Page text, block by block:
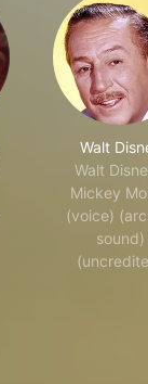
Walt
Walt
Mickey
(voice)
sound)